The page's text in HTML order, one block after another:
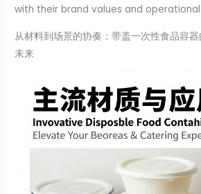
with their brand values and
从材料到场景的协奏：带盖一次性食品容
未来